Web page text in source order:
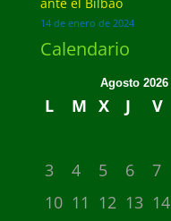
14 de enero de 2024
Calendario
Agosto 2026
L M X J V
3
4 5 6 7
10 11 12 13 14